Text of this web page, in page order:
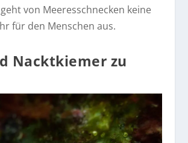
von Meeresschnecken keine
für den Menschen aus.
Nacktkiemer zu